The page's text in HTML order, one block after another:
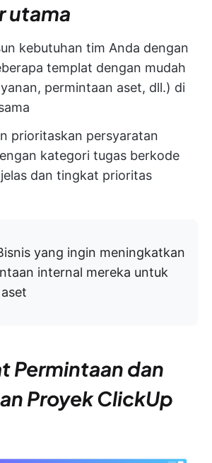
utama
kebutuhan tim Anda dengan
templat dengan mudah
permintaan aset, dll.) di
prioritaskan persyaratan
kategori tugas berkode
dan tingkat prioritas
yang ingin meningkatkan
internal mereka untuk
Permintaan dan
Proyek ClickUp